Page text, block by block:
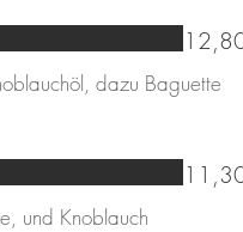
dazu Baguette
und Knoblauch